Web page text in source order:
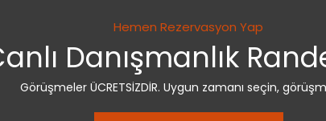
Hemen Rezervasyon Yap
Danışmanlık
Görüşmeler ÜCRETSİZDİR. Uygun zamanı seçin,